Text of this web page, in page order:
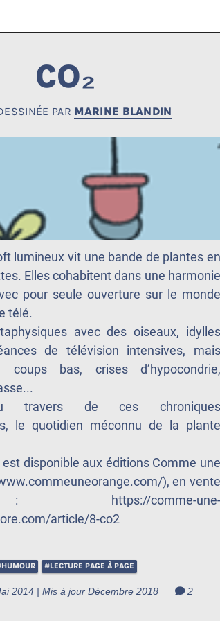
CO₂
PAR MARINE BLANDIN
lumineux vit une bande de plantes en
Elles cohabitent dans une harmonie
pour seule ouverture sur le monde
télé.
avec des oiseaux, idylles
de télévision intensives,
coups bas, crises d’hypocondrie,
travers de ces chroniques
le quotidien méconnu de la plante
est disponible aux éditions Comme une
), en vente
: https://comme-une-
article/8-co2
#LECTURE PAGE À PAGE
2014 | Mis à jour Décembre 2018 2